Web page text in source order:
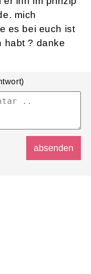
mich
es bei euch ist
habt ? danke